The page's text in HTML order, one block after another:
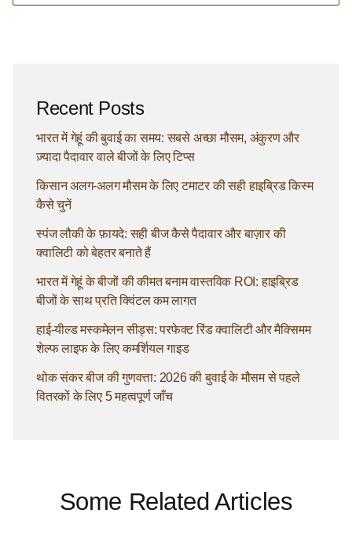
Recent Posts
भारत में गेहूं की बुवाई का समय: सबसे अच्छा मौसम, अंकुरण और
ज़्यादा पैदावार वाले बीजों के लिए टिप्स
किसान अलग-अलग मौसम के लिए टमाटर की सही हाइब्रिड किस्म
कैसे चुनें
स्पंज लौकी के फ़ायदे: सही बीज कैसे पैदावार और बाज़ार की
क्वालिटी को बेहतर बनाते हैं
भारत में गेहूं के बीजों की कीमत बनाम वास्तविक ROI: हाइब्रिड
बीजों के साथ प्रति क्विंटल कम लागत
हाई-यील्ड मस्कमेलन सीड्स: परफेक्ट रिंड क्वालिटी और मैक्सिमम
शेल्फ लाइफ के लिए कमर्शियल गाइड
थोक संकर बीज की गुणवत्ता: 2026 की बुवाई के मौसम से पहले
वितरकों के लिए 5 महत्वपूर्ण जाँच
Some Related Articles